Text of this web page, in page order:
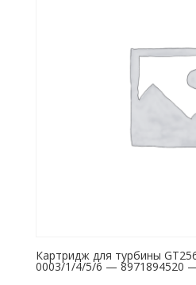
Картридж для турбины
0003/1/4/5/6 — 8971894520